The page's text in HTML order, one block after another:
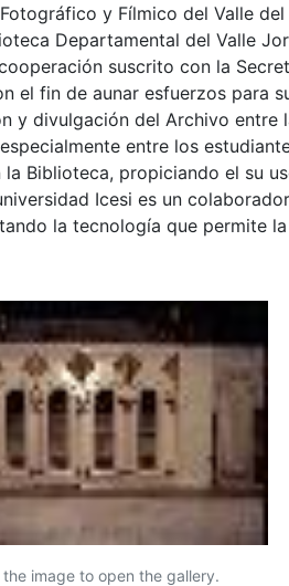
y Fílmico del Valle del
Departamental del Valle
suscrito con la
el fin de aunar esfuerzos para
y divulgación del Archivo entre
entre los
Biblioteca, propiciando el su
Icesi es un
la tecnología que permite
the image to open the gallery.